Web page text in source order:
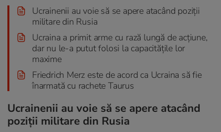
Ucrainenii au voie să se apere atacând poziții
militare din Rusia
Ucraina a primit arme cu rază lungă de acțiune,
dar nu le-a putut folosi la capacitățile lor
maxime
Friedrich Merz este de acord ca Ucraina să fie
înarmată cu rachete Taurus
Ucrainenii au voie să se apere atacând
poziții militare din Rusia